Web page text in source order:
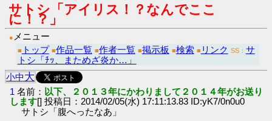
サトシ「アイリス！？なんでここ
に！？」
● メニュー
■ トップ ■作品一覧 ■作者一覧 ■掲示板 ■検索 ■ リンク SS： サ
トシ「ﾁｯ、まためざ炎か…」
小中大
1 名前： 以下、２０１３年にかわりまして２０１４年がお送り
します[] 投稿日：2014/02/05(水) 17:11:13.83 ID:yK7/0n0u0
サトシ「腹へったなあ」